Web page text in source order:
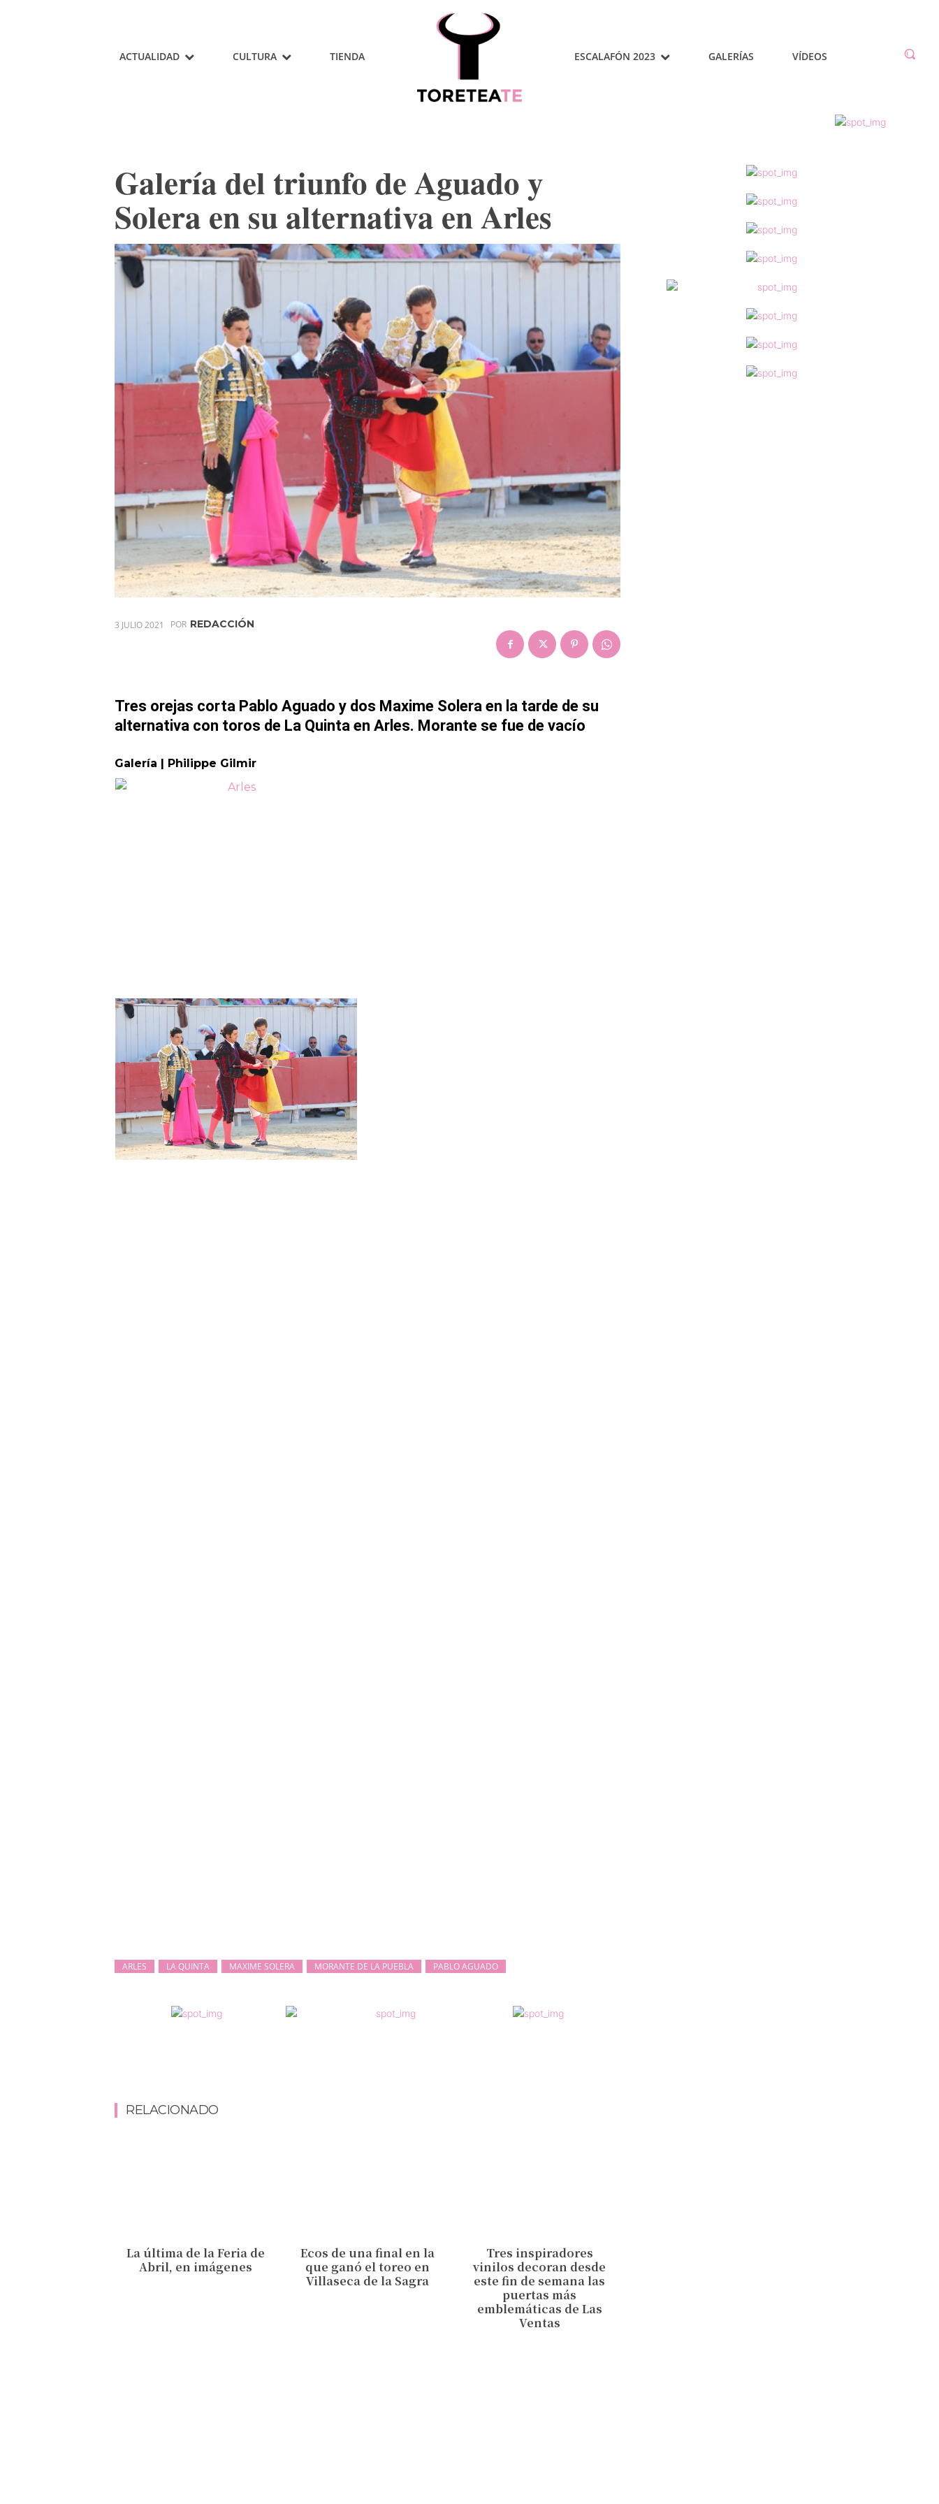
ACTUALIDAD CULTURA TIENDA ESCALAFÓN 2023 GALERÍAS VÍDEOS
Galería del triunfo de Aguado y
Solera en su alternativa en Arles
3 JULIO 2021 POR REDACCIÓN
Tres orejas corta Pablo Aguado y dos Maxime Solera en la tarde de su
alternativa con toros de La Quinta en Arles. Morante se fue de vacío
Galería | Philippe Gilmir
ARLES LA QUINTA MAXIME SOLERA MORANTE DE LA PUEBLA PABLO AGUADO
RELACIONADO
La última de la Feria de
Abril, en imágenes
Ecos de una final en la
que ganó el toreo en
Villaseca de la Sagra
Tres inspiradores
vinilos decoran desde
este fin de semana las
puertas más
emblemáticas de Las
Ventas